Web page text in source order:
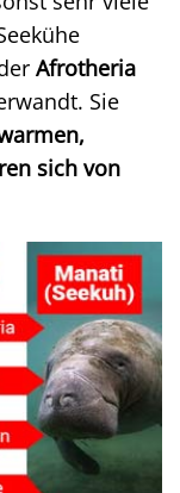
Afrotheria
Sie
sich von